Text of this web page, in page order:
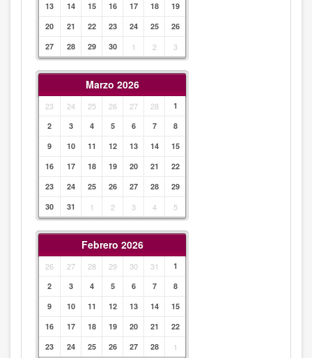
13
14 15 16 17 18
19
20
21 22 23 24 25
26
27
28 29 30 1 2 3
Marzo 2026
23 24 25 26 27 28
1
2
3 4 5 6 7
8
9
10 11 12 13 14
15
16
17 18 19 20 21
22
23
24 25 26 27 28
29
30
31 1 2 3 4 5
Febrero 2026
26 27 28 29 30 31
1
2
3 4 5 6 7
8
9
10 11 12 13 14
15
16
17 18 19 20 21
22
23
24 25 26 27 28 1